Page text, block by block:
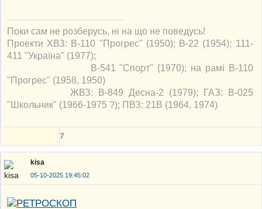
Поки сам не розберусь, ні на що не поведусь!
Проекти ХВЗ: В-110 "Прогрес" (1950); В-22 (1954); 111-
411 "Україна" (1977);
В-541 "Спорт" (1970); на рамі В-110
"Прогрес" (1958, 1950)
ЖВЗ: В-849 Десна-2 (1979); ГАЗ: В-025
"Школьник" (1966-1975 ?); ПВЗ: 21В (1964, 1974)
7
kisa
05-10-2025 19:45:02